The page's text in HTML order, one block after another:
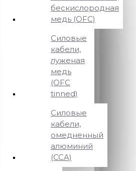
бескислородная
медь (OFC)
Силовые
кабели,
луженая
медь
(OFC
tinned)
Силовые
кабели,
омедненный
алюминий
(CCA)